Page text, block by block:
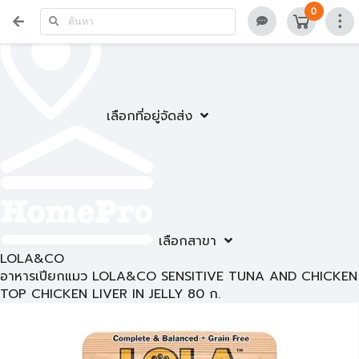
เลือกที่อยู่จัดส่ง
เลือกสาขา
0
LOLA&CO
อาหารเปียกแมว LOLA&CO SENSITIVE TUNA AND CHICKEN
TOP CHICKEN LIVER IN JELLY 80 ก.